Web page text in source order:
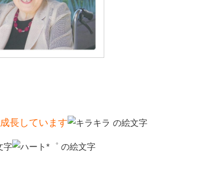
長しています